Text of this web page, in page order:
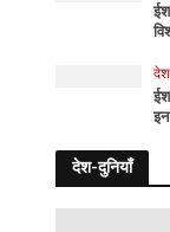
देश-दुनियाँ